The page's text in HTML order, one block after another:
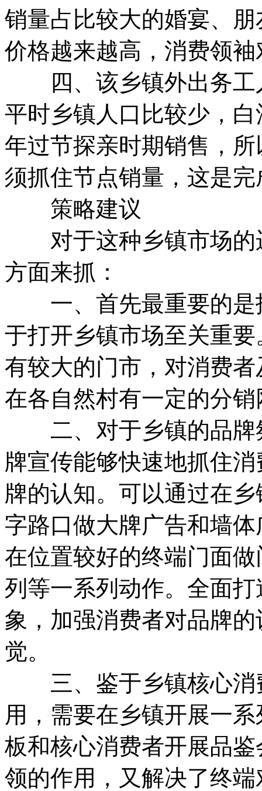
销量占比较大的婚宴、
价格越来越高，消费领
四、该乡镇外出务工
平时乡镇人口比较少，
年过节探亲时期销售，
须抓住节点销量，这是
策略建议
对于这种乡镇市场的
方面来抓：
一、首先最重要的是
于打开乡镇市场至关重
有较大的门市，对消费
在各自然村有一定的分
二、对于乡镇的品牌
牌宣传能够快速地抓住
牌的认知。可以通过在
字路口做大牌广告和墙
在位置较好的终端门面
列等一系列动作。全面
象，加强消费者对品牌
觉。
三、鉴于乡镇核心消
用，需要在乡镇开展一
板和核心消费者开展品
领的作用，又解决了终